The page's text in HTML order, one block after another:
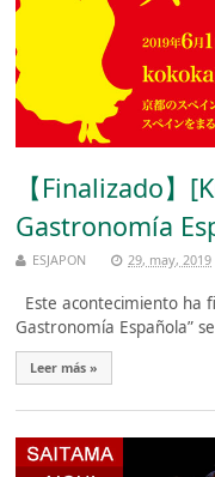
【Finalizado】
Gastronomía
ESJAPON 29, may, 2019
Este acontecimiento ha
Gastronomía Española”
Leer más »